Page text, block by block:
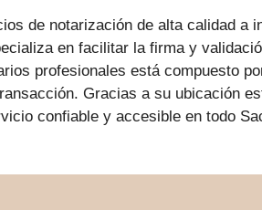
de notarización de alta calidad a
en facilitar la firma y
profesionales está compuesto
Gracias a su ubicación
confiable y accesible en todo